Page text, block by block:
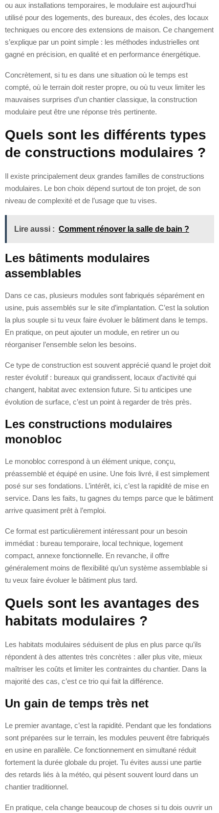
ou aux installations temporaires, le modulaire est aujourd’hui
utilisé pour des logements, des bureaux, des écoles, des locaux
techniques ou encore des extensions de maison. Ce changement
s’explique par un point simple : les méthodes industrielles ont
gagné en précision, en qualité et en performance énergétique.
Concrètement, si tu es dans une situation où le temps est
compté, où le terrain doit rester propre, ou où tu veux limiter les
mauvaises surprises d’un chantier classique, la construction
modulaire peut être une réponse très pertinente.
Quels sont les différents types
de constructions modulaires ?
Il existe principalement deux grandes familles de constructions
modulaires. Le bon choix dépend surtout de ton projet, de son
niveau de complexité et de l’usage que tu vises.
Lire aussi : Comment rénover la salle de bain ?
Les bâtiments modulaires
assemblables
Dans ce cas, plusieurs modules sont fabriqués séparément en
usine, puis assemblés sur le site d’implantation. C’est la solution
la plus souple si tu veux faire évoluer le bâtiment dans le temps.
En pratique, on peut ajouter un module, en retirer un ou
réorganiser l’ensemble selon les besoins.
Ce type de construction est souvent apprécié quand le projet doit
rester évolutif : bureaux qui grandissent, locaux d’activité qui
changent, habitat avec extension future. Si tu anticipes une
évolution de surface, c’est un point à regarder de très près.
Les constructions modulaires
monobloc
Le monobloc correspond à un élément unique, conçu,
préassemblé et équipé en usine. Une fois livré, il est simplement
posé sur ses fondations. L’intérêt, ici, c’est la rapidité de mise en
service. Dans les faits, tu gagnes du temps parce que le bâtiment
arrive quasiment prêt à l’emploi.
Ce format est particulièrement intéressant pour un besoin
immédiat : bureau temporaire, local technique, logement
compact, annexe fonctionnelle. En revanche, il offre
généralement moins de flexibilité qu’un système assemblable si
tu veux faire évoluer le bâtiment plus tard.
Quels sont les avantages des
habitats modulaires ?
Les habitats modulaires séduisent de plus en plus parce qu’ils
répondent à des attentes très concrètes : aller plus vite, mieux
maîtriser les coûts et limiter les contraintes du chantier. Dans la
majorité des cas, c’est ce trio qui fait la différence.
Un gain de temps très net
Le premier avantage, c’est la rapidité. Pendant que les fondations
sont préparées sur le terrain, les modules peuvent être fabriqués
en usine en parallèle. Ce fonctionnement en simultané réduit
fortement la durée globale du projet. Tu évites aussi une partie
des retards liés à la météo, qui pèsent souvent lourd dans un
chantier traditionnel.
En pratique, cela change beaucoup de choses si tu dois ouvrir un